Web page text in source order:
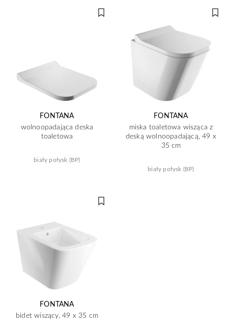
FONTANA
wolnoopadająca deska
toaletowa
biały połysk (BP)
FONTANA
miska toaletowa wisząca z
deską wolnoopadającą, 49 x
35 cm
biały połysk (BP)
FONTANA
bidet wiszący, 49 x 35 cm